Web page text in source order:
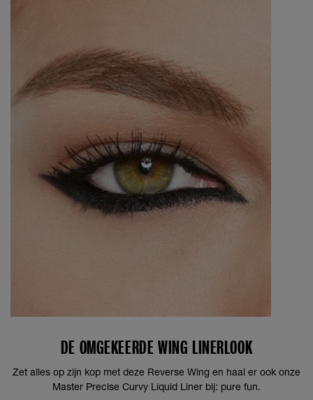
DE OMGEKEERDE WING LINERLOOK
Zet alles op zijn kop met deze Reverse Wing en haal er ook onze
Master Precise Curvy Liquid Liner bij: pure fun.